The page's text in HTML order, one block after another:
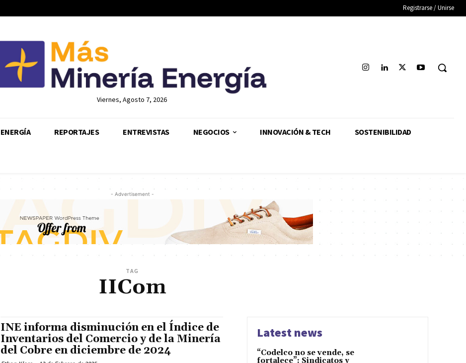
Registrarse / Unirse
Viernes, Agosto 7, 2026
ENERGÍA REPORTAJES ENTREVISTAS NEGOCIOS INNOVACIÓN & TECH SOSTENIBILIDAD
- Advertisement -
TAG
IICom
INE informa disminución en el Índice de
Inventarios del Comercio y de la Minería
del Cobre en diciembre de 2024
Latest news
“Codelco no se vende, se
fortalece”: Sindicatos y